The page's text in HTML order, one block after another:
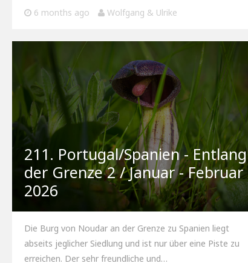
6 months ago Wolfgang & Ulrike
211. Portugal/Spanien - Entlang
der Grenze 2 / Januar - Februar
2026
Die Burg von Noudar an der Grenze zu Spanien liegt
abseits jeglicher Siedlung und ist nur über eine Piste zu
erreichen. Der sehr freundliche und…